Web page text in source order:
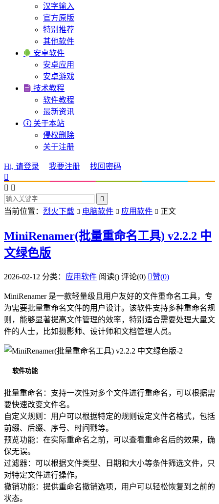
汉字输入
官方原版
特别推荐
其他软件
 安卓软件
安卓应用
安卓游戏
 技术教程
软件教程
最新资讯
 关于本站
侵权删除
关于注册
Hi, 请登录 我要注册
找回密码

 

当前位置： 烈火下载  电脑软件  应用软件  正文
MiniRenamer(批量重命名工具) v2.2.2 中
文绿色版
2026-02-12 分类： 应用软件 阅读() 评论(0) 赞(0)
MiniRenamer 是一款轻量级且用户友好的文件重命名工具，专
为需要批量重命名文件的用户设计。该软件支持多种重命名规
则，能够显著提高文件管理的效率，特别适合需要处理大量文
件的人士，比如摄影师、设计师和文档管理人员。
软件功能
批量重命名：支持一次性对多个文件进行重命名，可以根据需
要快速改变文件名。
自定义规则：用户可以根据特定的规则设定文件名格式，包括
前缀、后缀、序号、时间戳等。
预览功能：在实际重命名之前，可以查看重命名后的效果，确
保无误。
过滤器：可以根据文件类型、日期和大小等条件筛选文件，只
对特定文件进行操作。
撤销功能：提供重命名撤销选项，用户可以轻松恢复到之前的
状态。